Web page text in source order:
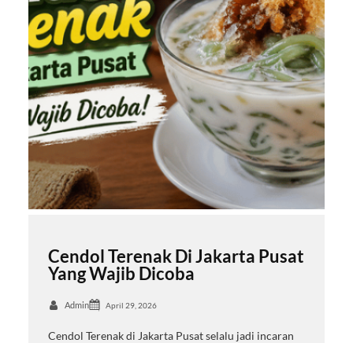
Cendol Terenak Di Jakarta Pusat
Yang Wajib Dicoba
Admin April 29, 2026
Cendol Terenak di Jakarta Pusat selalu jadi incaran